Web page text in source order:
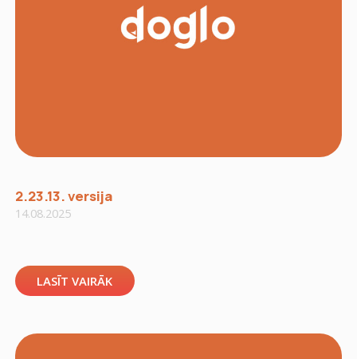
2.23.13. versija
14.08.2025
LASĪT VAIRĀK